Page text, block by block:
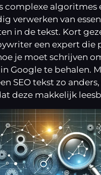
complexe algoritmes
verwerken van
in de tekst. Kort
een expert die
je moet schrijven
Google te behalen.
SEO tekst zo
deze makkelijk